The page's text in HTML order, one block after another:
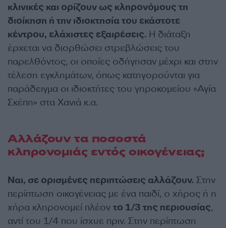
κλινικές και ορίζουν ως κληρονόμους τη
διοίκηση ή την ιδιοκτησία του εκάστοτε
κέντρου, ελάχιστες εξαιρέσεις. Η διάταξη
έρχεται να διορθώσει στρεβλώσεις του
παρελθόντος, οι οποίες οδήγησαν μέχρι και στην
τέλεση εγκλημάτων, όπως κατηγορούνται για
παράδειγμα οι ιδιοκτήτες του γηροκομείου «Αγία
Σκέπη» στα Χανιά κ.α.
Αλλάζουν τα ποσοστά
κληρονομιάς εντός οικογένειας;
Ναι, σε ορισμένες περιπτώσεις αλλάζουν. Στην
περίπτωση οικογένειας με ένα παιδί, ο χήρος ή η
χήρα κληρονομεί πλέον το 1/3 της περιουσίας,
αντί του 1/4 που ίσχυε πριν. Στην περίπτωση